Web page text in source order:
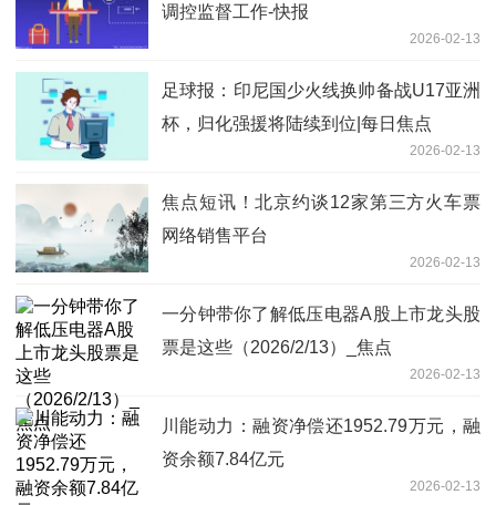
调控监督工作-快报
2026-02-13
足球报：印尼国少火线换帅备战U17亚洲
杯，归化强援将陆续到位|每日焦点
2026-02-13
焦点短讯！北京约谈12家第三方火车票
网络销售平台
2026-02-13
一分钟带你了解低压电器A股上市龙头股
票是这些（2026/2/13）_焦点
2026-02-13
川能动力：融资净偿还1952.79万元，融
资余额7.84亿元
2026-02-13